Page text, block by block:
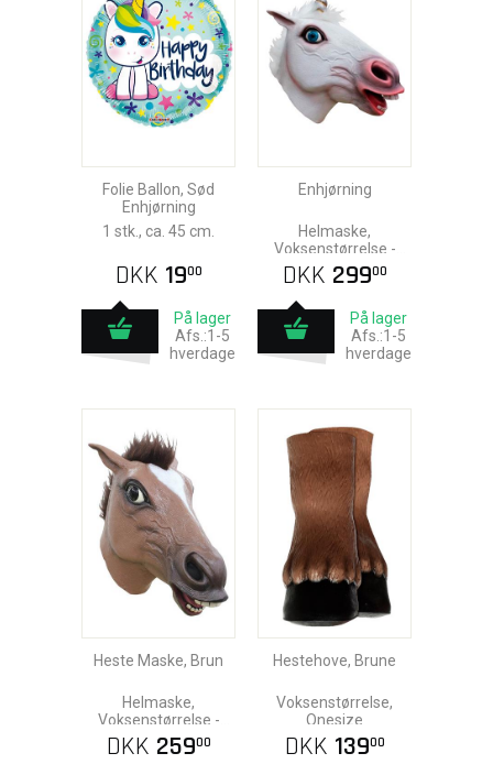
Folie Ballon, Sød
Enhjørning
1 stk., ca. 45 cm.
DKK 1900
På lager
Afs.:1-5
hverdage
Enhjørning
Helmaske,
Voksenstørrelse -
Latex
DKK 29900
På lager
Afs.:1-5
hverdage
Heste Maske, Brun
Helmaske,
Voksenstørrelse -
Latex
DKK 25900
Hestehove, Brune
Voksenstørrelse,
Onesize
DKK 13900